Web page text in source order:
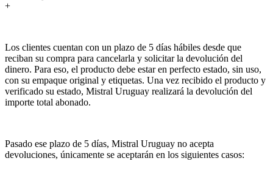
+
Los clientes cuentan con un plazo de 5 días hábiles desde que
reciban su compra para cancelarla y solicitar la devolución del
dinero. Para eso, el producto debe estar en perfecto estado, sin uso,
con su empaque original y etiquetas. Una vez recibido el producto y
verificado su estado, Mistral Uruguay realizará la devolución del
importe total abonado.
Pasado ese plazo de 5 días, Mistral Uruguay no acepta
devoluciones, únicamente se aceptarán en los siguientes casos: